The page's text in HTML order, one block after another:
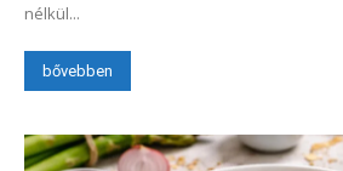
nélkül...
bővebben